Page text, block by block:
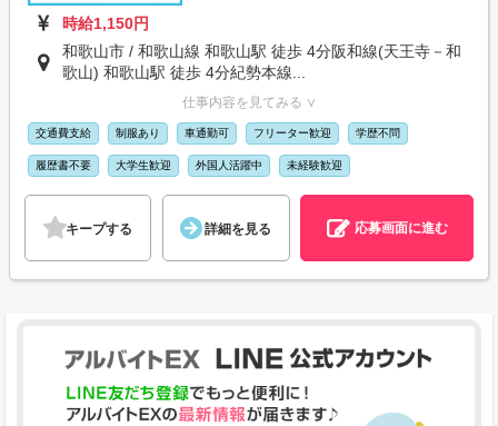
時給1,150円
和歌山市 / 和歌山線 和歌山駅 徒歩 4分阪和線(天王寺－和
歌山) 和歌山駅 徒歩 4分紀勢本線...
仕事内容を見てみる ∨
交通費支給 制服あり 車通勤可 フリーター歓迎 学歴不問
履歴書不要 大学生歓迎 外国人活躍中 未経験歓迎
キープする 詳細を見る 応募画面に進む